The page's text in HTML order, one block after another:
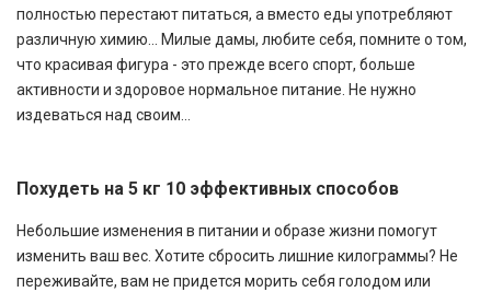
полностью перестают питаться, а вместо еды употребляют
различную химию... Милые дамы, любите себя, помните о том,
что красивая фигура - это прежде всего спорт, больше
активности и здоровое нормальное питание. Не нужно
издеваться над своим...
Похудеть на 5 кг 10 эффективных способов
Небольшие изменения в питании и образе жизни помогут
изменить ваш вес. Хотите сбросить лишние килограммы? Не
переживайте, вам не придется морить себя голодом или